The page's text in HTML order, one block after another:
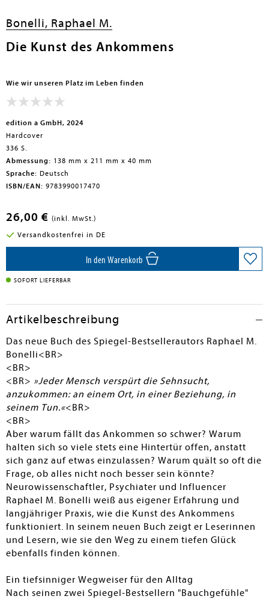
submenu
submenu
submenu
submenu
submenu
submenu
submenu
Bonelli, Raphael M.
Die Kunst des Ankommens
Wie wir unseren Platz im Leben finden
edition a GmbH, 2024
Hardcover
336 S.
Abmessung: 138 mm x 211 mm x 40 mm
Sprache: Deutsch
ISBN/EAN: 9783990017470
26,00 € (inkl. MwSt.)
Versandkostenfrei in DE
In den Warenkorb
SOFORT LIEFERBAR
Artikelbeschreibung
Das neue Buch des Spiegel-Bestsellerautors Raphael M.
Bonelli<BR>
<BR>
<BR> »Jeder Mensch verspürt die Sehnsucht,
anzukommen: an einem Ort, in einer Beziehung, in
seinem Tun.«<BR>
<BR>
Aber warum fällt das Ankommen so schwer? Warum
halten sich so viele stets eine Hintertür offen, anstatt
sich ganz auf etwas einzulassen? Warum quält so oft die
Frage, ob alles nicht noch besser sein könnte?
Neurowissenschaftler, Psychiater und Influencer
Raphael M. Bonelli weiß aus eigener Erfahrung und
langjähriger Praxis, wie die Kunst des Ankommens
funktioniert. In seinem neuen Buch zeigt er Leserinnen
und Lesern, wie sie den Weg zu einem tiefen Glück
ebenfalls finden können.
Ein tiefsinniger Wegweiser für den Alltag
Nach seinen zwei Spiegel-Bestsellern "Bauchgefühle"